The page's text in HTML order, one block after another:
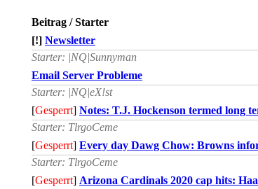
Beitrag / Starter
[!] Newsletter
Starter: |NQ|Sunnyman
Email Server Probleme
Starter: |NQ|eX!st
[Gesperrt] Notes: T.J. Hockenson termed long
Starter: TlrgoCeme
[Gesperrt] Every day Dawg Chow: Browns
Starter: TlrgoCeme
[Gesperrt] Arizona Cardinals 2020 cap hits: